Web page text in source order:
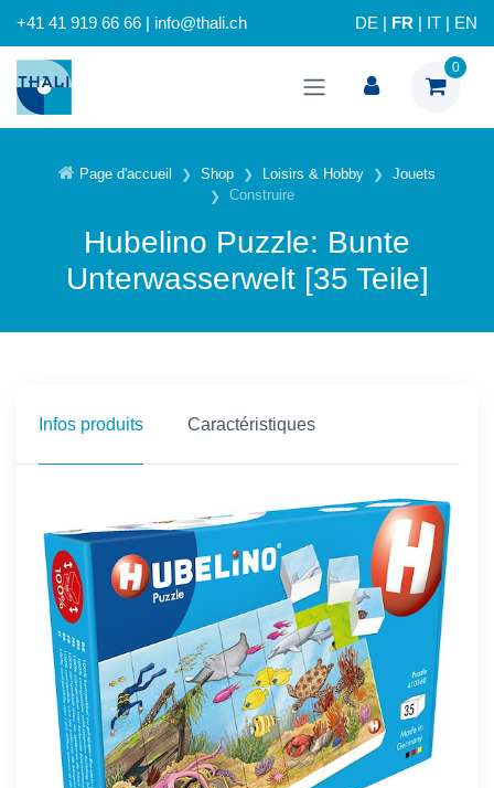
+41 41 919 66 66 | info@thali.ch DE FR IT EN
0
Page d'accueil Shop Loisirs & Hobby
Jouets
Construire
Hubelino Puzzle: Bunte
Unterwasserwelt [35 Teile]
Infos produits Caractéristiques